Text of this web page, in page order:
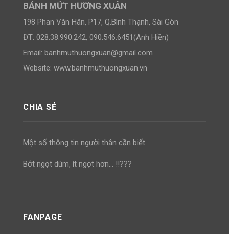
BÁNH MỨT HƯƠNG XUÂN
198 Phan Văn Hân, P17, Q.Bình Thạnh, Sài Gòn
ĐT: 028.38.990.242, 090.546.6451(Anh Hiền)
Email: banhmuthuongxuan@gmail.com
Website: www.banhmuthuongxuan.vn
CHIA SẺ
Một số thông tin người thân cần biết
Bớt ngọt dùm, ít ngọt hơn… !!???
FANPAGE